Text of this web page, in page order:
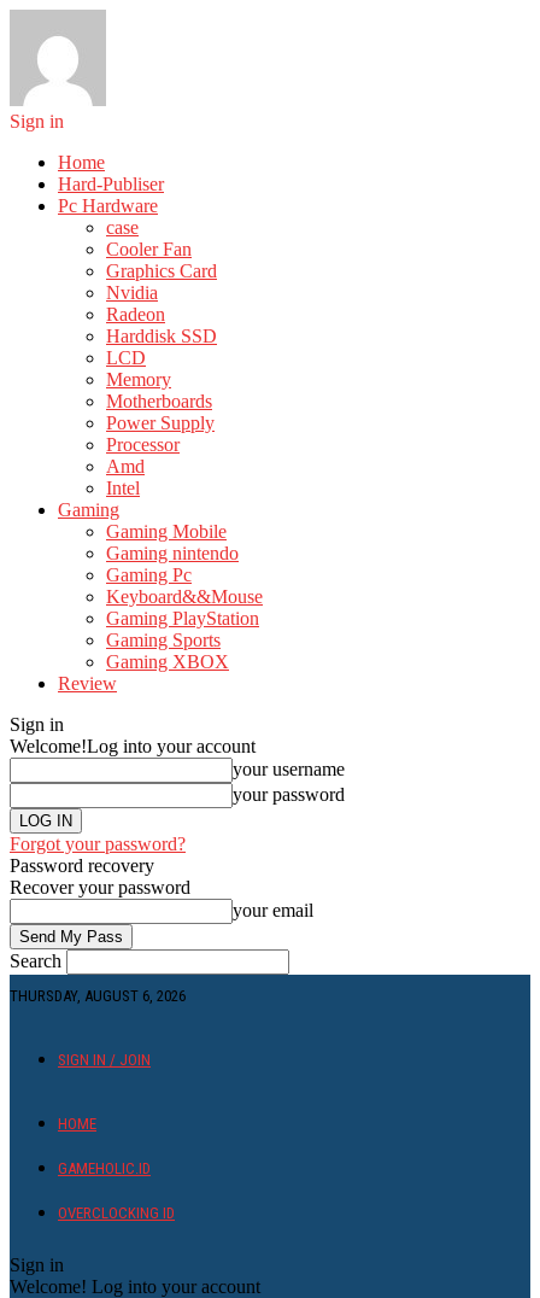
Sign in
Home
Hard-Publiser
Pc Hardware
case
Cooler Fan
Graphics Card
Nvidia
Radeon
Harddisk SSD
LCD
Memory
Motherboards
Power Supply
Processor
Amd
Intel
Gaming
Gaming Mobile
Gaming nintendo
Gaming Pc
Keyboard&&Mouse
Gaming PlayStation
Gaming Sports
Gaming XBOX
Review
Sign in
Welcome!Log into your account
your username
your password
Forgot your password?
Password recovery
Recover your password
your email
Search
THURSDAY, AUGUST 6, 2026
SIGN IN / JOIN
HOME
GAMEHOLIC.ID
OVERCLOCKING ID
Sign in
Welcome! Log into your account